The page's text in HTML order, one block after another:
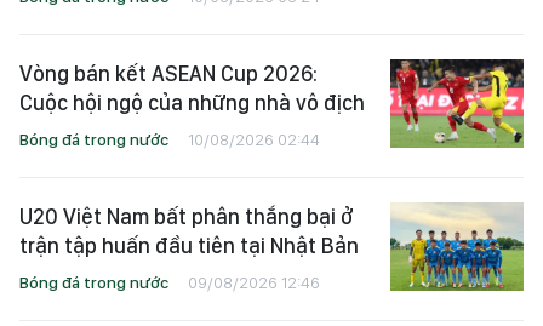
Vòng bán kết ASEAN Cup 2026:
Cuộc hội ngộ của những nhà vô địch
Bóng đá trong nước 10/08/2026 02:44
U20 Việt Nam bất phân thắng bại ở
trận tập huấn đầu tiên tại Nhật Bản
Bóng đá trong nước 09/08/2026 12:46